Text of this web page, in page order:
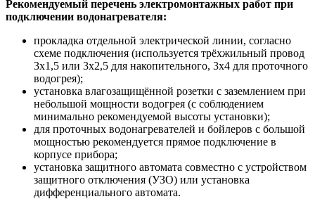
Рекомендуемый перечень электромонтажных работ при
подключении водонагревателя:
прокладка отдельной электрической линии, согласно
схеме подключения (используется трёхжильный провод
3х1,5 или 3х2,5 для накопительного, 3х4 для проточного
водогрея);
установка влагозащищённой розетки с заземлением при
небольшой мощности водогрея (с соблюдением
минимально рекомендуемой высоты установки);
для проточных водонагревателей и бойлеров с большой
мощностью рекомендуется прямое подключение в
корпусе прибора;
установка защитного автомата совместно с устройством
защитного отключения (УЗО) или установка
дифференциального автомата.